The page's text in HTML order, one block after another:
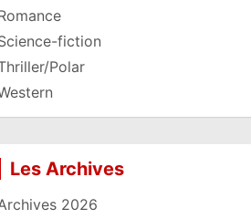
fiction
Polar
Les Archives
2026